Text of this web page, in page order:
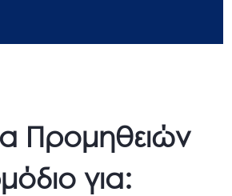
Προμηθειών
για: